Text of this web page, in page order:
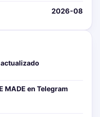
2026-08
MADE en Telegram